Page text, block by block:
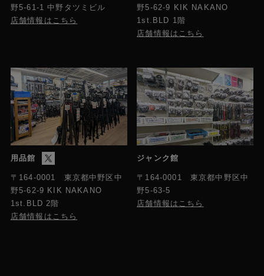
野5-61-1 中野タツミビル
店舗情報はこちら
野5-62-9 KIK NAKANO
1st.BLD 1階
店舗情報はこちら
用品館
〒164-0001 東京都中野区中
野5-62-9 KIK NAKANO
1st.BLD 2階
店舗情報はこちら
ジャンク館
〒164-0001 東京都中野区中
野5-63-5
店舗情報はこちら